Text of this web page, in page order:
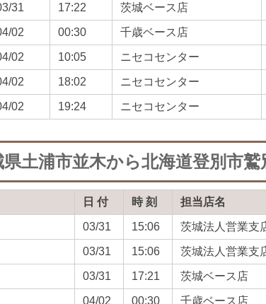
31 17:22 茨城ベース店
02 00:30 千歳ベース店
02 10:05 ニセコセンター
02 18:02 ニセコセンター
02 19:24 ニセコセンター
県土浦市並木から北海道登別市鷲
日 付 時 刻 担当店名
03/31 15:06 茨城法人営業支
03/31 15:06 茨城法人営業支
03/31 17:21 茨城ベース店
04/02 00:30 千歳ベース店